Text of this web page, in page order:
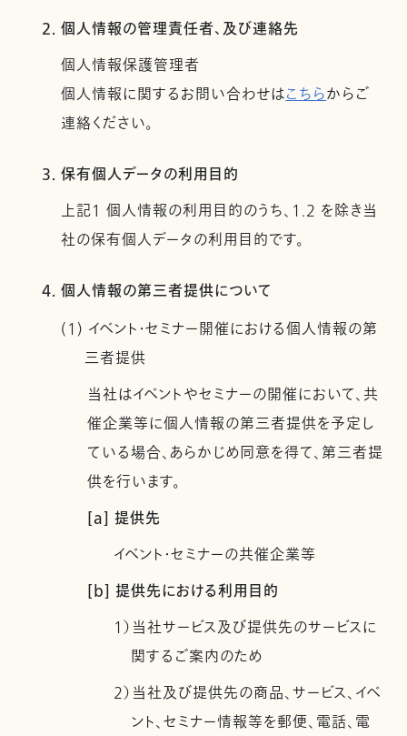
2. 個人情報の管理責任者、及び連絡先
個人情報保護管理者
個人情報に関するお問い合わせはこちらからご
連絡ください。
3. 保有個人データの利用目的
上記１ 個人情報の利用目的のうち、1.2 を除き当
社の保有個人データの利用目的です。
4. 個人情報の第三者提供について
(1) イベント・セミナー開催における個人情報の第
三者提供
当社はイベントやセミナーの開催において、共
催企業等に個人情報の第三者提供を予定し
ている場合、あらかじめ同意を得て、第三者提
供を行います。
[a] 提供先
イベント・セミナーの共催企業等
[b] 提供先における利用目的
1）当社サービス及び提供先のサービスに
関するご案内のため
2）当社及び提供先の商品、サービス、イベ
ント、セミナー情報等を郵便、電話、電